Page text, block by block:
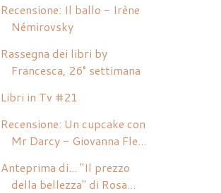
Recensione: Il ballo - Irène
Némirovsky
Rassegna dei libri by
Francesca, 26° settimana
Libri in Tv #21
Recensione: Un cupcake con
Mr Darcy - Giovanna Fle...
Anteprima di... "Il prezzo
della bellezza" di Rosa...